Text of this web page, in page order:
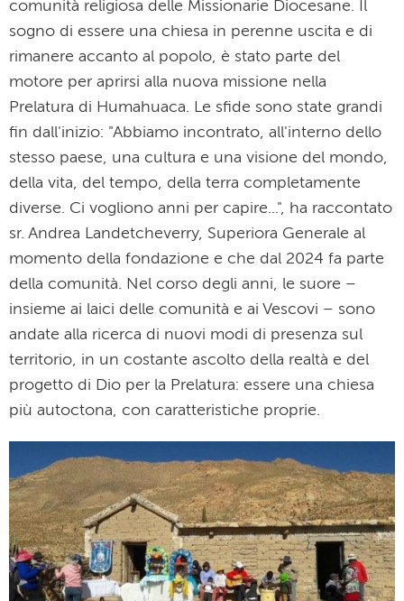
comunità religiosa delle Missionarie Diocesane. Il
sogno di essere una chiesa in perenne uscita e di
rimanere accanto al popolo, è stato parte del
motore per aprirsi alla nuova missione nella
Prelatura di Humahuaca. Le sfide sono state grandi
fin dall'inizio: "Abbiamo incontrato, all'interno dello
stesso paese, una cultura e una visione del mondo,
della vita, del tempo, della terra completamente
diverse. Ci vogliono anni per capire...", ha raccontato
sr. Andrea Landetcheverry, Superiora Generale al
momento della fondazione e che dal 2024 fa parte
della comunità. Nel corso degli anni, le suore –
insieme ai laici delle comunità e ai Vescovi – sono
andate alla ricerca di nuovi modi di presenza sul
territorio, in un costante ascolto della realtà e del
progetto di Dio per la Prelatura: essere una chiesa
più autoctona, con caratteristiche proprie.